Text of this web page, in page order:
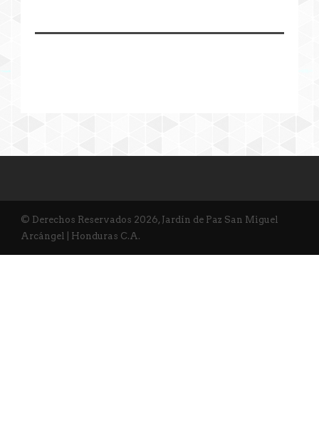
© Derechos Reservados 2026, Jardín de Paz San Miguel
Arcángel | Honduras C.A.